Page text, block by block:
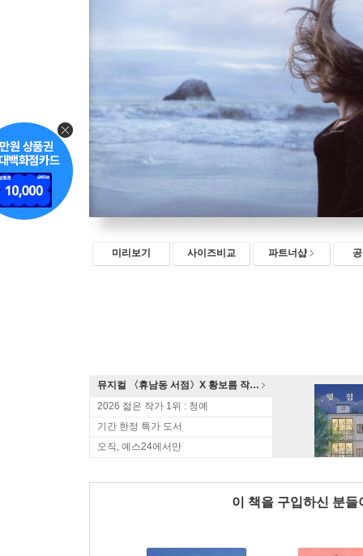
미리보기 사이즈비교 파트너샵
뮤지컬 〈휴남동 서점〉X 황보름 작가 북토크
2026 젊은 작가 1위 : 청예
기간 한정 특가 도서
오직, 예스24에서만
이 책을 구입하신 분